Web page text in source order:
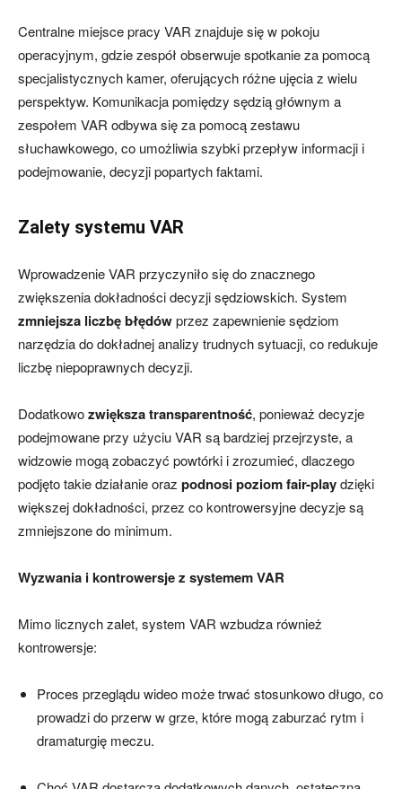
Centralne miejsce pracy VAR znajduje się w pokoju
operacyjnym, gdzie zespół obserwuje spotkanie za pomocą
specjalistycznych kamer, oferujących różne ujęcia z wielu
perspektyw. Komunikacja pomiędzy sędzią głównym a
zespołem VAR odbywa się za pomocą zestawu
słuchawkowego, co umożliwia szybki przepływ informacji i
podejmowanie, decyzji popartych faktami.
Zalety systemu VAR
Wprowadzenie VAR przyczyniło się do znacznego
zwiększenia dokładności decyzji sędziowskich. System
zmniejsza liczbę błędówprzez zapewnienie sędziom
narzędzia do dokładnej analizy trudnych sytuacji, co redukuje
liczbę niepoprawnych decyzji.
Dodatkowozwiększa transparentność, ponieważ decyzje
podejmowane przy użyciu VAR są bardziej przejrzyste, a
widzowie mogą zobaczyć powtórki i zrozumieć, dlaczego
podjęto takie działanie oraz podnosi poziom fair-playdzięki
większej dokładności, przez co kontrowersyjne decyzje są
zmniejszone do minimum.
Wyzwania i kontrowersje z systemem VAR
Mimo licznych zalet, system VAR wzbudza również
kontrowersje:
Proces przeglądu wideo może trwać stosunkowo długo, co
prowadzi do przerw w grze, które mogą zaburzać rytm i
dramaturgię meczu.